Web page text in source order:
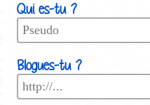
Qui es-tu ?
Blogues-tu ?